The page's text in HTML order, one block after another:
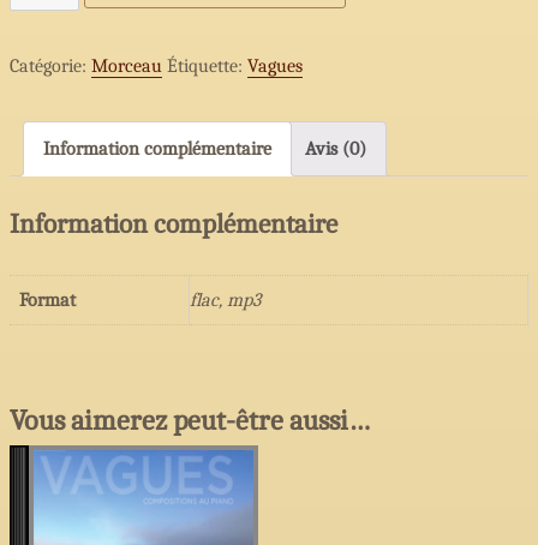
de
vie)
Catégorie: Morceau Étiquette: Vagues
Information complémentaire Avis (0)
Information complémentaire
Format flac, mp3
Vous aimerez peut-être aussi…